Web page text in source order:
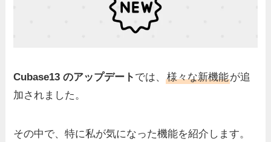
Cubase13 のアップデート では、様々な新機能が追
加されました。
その中で、特に私が気になった機能を紹介します。